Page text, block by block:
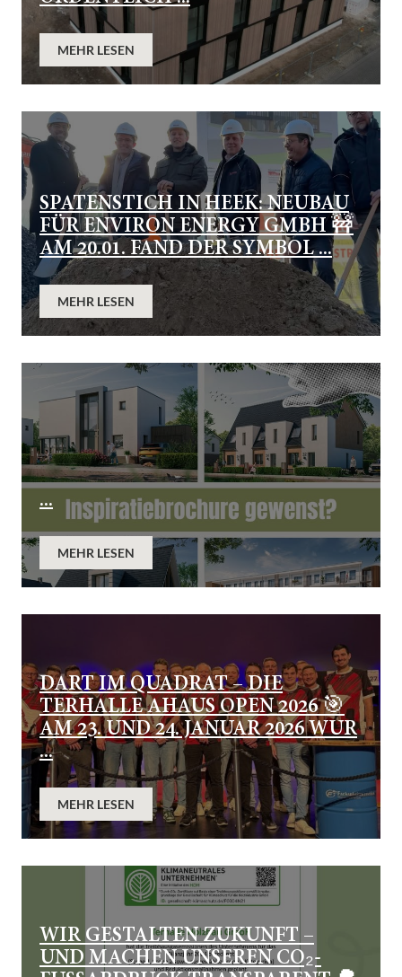
MEHR LESEN
SPATENSTICH IN HEEK: NEUBAU
FÜR ENVIRON ENERGY GMBH 🚧
AM 20.01. FAND DER SYMBOL ...
MEHR LESEN
...
MEHR LESEN
DART IM QUADRAT – DIE
TERHALLE AHAUS OPEN 2026 🎯
AM 23. UND 24. JANUAR 2026 WUR
...
MEHR LESEN
WIR GESTALTEN ZUKUNFT –
UND MACHEN UNSEREN CO₂-